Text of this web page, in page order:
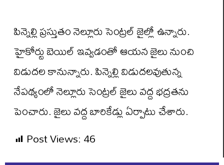
పిన్నెల్లి ప్రస్తుతం నెల్లూరు సెంట్రల్ జైల్లో ఉన్నారు.
హైకోర్టు బెయిల్ ఇవ్వడంతో ఆయన జైలు నుంచి
విడుదల కానున్నారు. పిన్నెల్లి విడుదలవుతున్న
నేపథ్యంలో నెల్లూరు సెంట్రల్ జైలు వద్ద భద్రతను
పెంచారు. జైలు వద్ద బారికేడ్లు ఏర్పాటు చేశారు.
Post Views:46